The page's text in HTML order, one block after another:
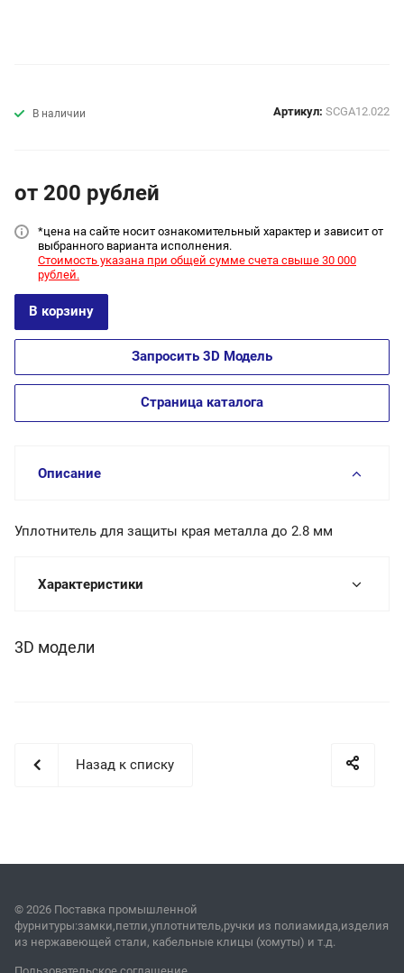
В наличии Артикул: SCGA12.022
от 200 рублей
*цена на сайте носит ознакомительный характер и зависит от
выбранного варианта исполнения.
Стоимость указана при общей сумме счета свыше 30 000
рублей.
В корзину
Запросить 3D Модель
Страница каталога
Описание
Уплотнитель для защиты края металла до 2.8 мм
Характеристики
3D модели
Назад к списку
© 2026 Поставка промышленной
фурнитуры:замки,петли,уплотнитель,ручки из полиамида,изделия
из нержавеющей стали, кабельные клицы (хомуты) и т.д.